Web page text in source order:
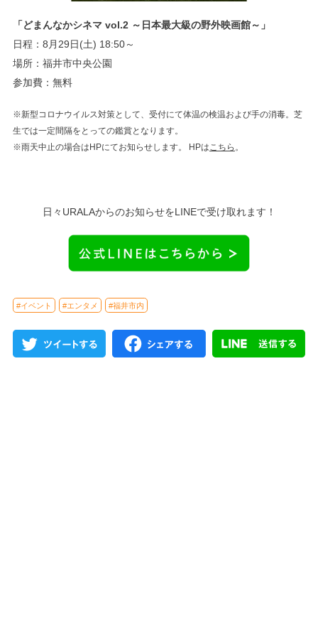
「どまんなかシネマ vol.2 ～日本最大級の野外映画館～」
日程：8月29日(土) 18:50～
場所：福井市中央公園
参加費：無料
※新型コロナウイルス対策として、受付にて体温の検温および手の消毒。芝
生では一定間隔をとっての鑑賞となります。
※雨天中止の場合はHPにてお知らせします。 HPはこちら 。
日々URALAからのお知らせをLINEで受け取れます！
#イベント #エンタメ #福井市内